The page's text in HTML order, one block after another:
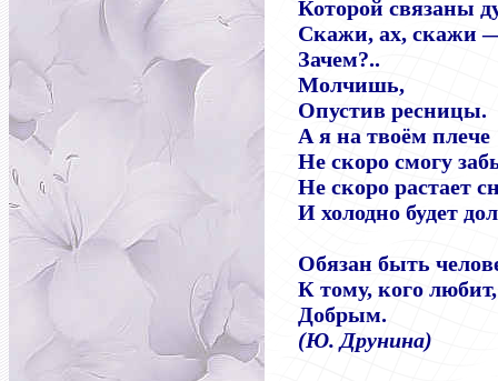
Которой связаны
Скажи, ах, скажи
Зачем?..
Молчишь,
Опустив ресницы.
А я на твоём плече
Не скоро смогу
Не скоро растает
И холодно будет
Обязан быть
К тому, кого любит,
Добрым.
(Ю. Друнина)